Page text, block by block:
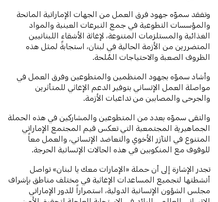
وتفقد سموّه جهود فرق العمل من الجهات الإماراتية المانحة
والمؤسسات التطوعية في جمع التبرعات العينية والمواد
الغذائية والمستلزمات المتنوعة، لإغاثة الأشقاء اللبنانيين
المتضررين من الأزمة الحالية في لبنان، استجابةً لمثل هذه
الظروف الصعبة والاحتياجات المُلحة.
وأشاد سموّه بجهود المنظمين والمتطوعين وفرق العمل في
مواصلة العمل الإنساني بتوفير الدعم الإغاثي للمتأثرين
والجرحى والمصابين من تداعيات الأزمة.
والتقى سموّه بعدد من المتطوعين والمشاركين في هذه الحملة
الجماهيرية المجتمعية التي تعكس قيم المجتمع الإماراتي
المتنوع في التآزر الأخوي والتعاضد الإنساني، والعمل معاً
للوقوف مع المنكوبين في هذه الحالات الإنسانية الحرجة.
تجدر الإشارة إلى أن حملة «الإمارات معك يا لبنان» تواصل
أنشطتها لتجميع المساعدات الإغاثية في مختلف مناطق بإشراف
مجلس الشؤون الإنسانية الدولية، استمراراً للدور الإماراتي